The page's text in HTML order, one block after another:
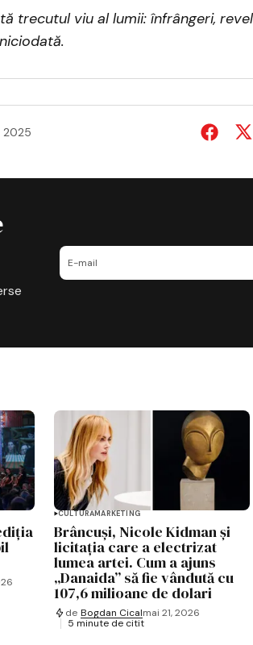
trecutul viu al lumii: înfrângeri,
2025
CULTURĂMARKETING
Brâncuși, Nicole Kidman și
licitația care a electrizat
lumea artei. Cum a ajuns
„Danaida” să fie vândută cu
107,6 milioane de dolari
de Bogdan Cicalmai 21, 2026
5 minute de citit